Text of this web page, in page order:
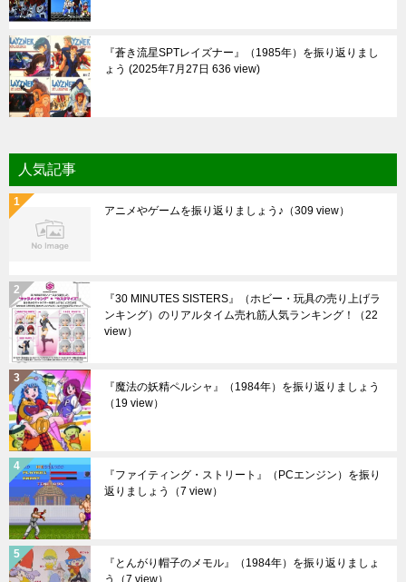
『蒼き流星SPTレイズナー』（1985年）を振り返りまし
ょう
2025年7月27日 636 view
人気記事
アニメやゲームを振り返りましょう♪ （309 view）
『30 MINUTES SISTERS』（ホビー・玩具の売り上げラ
ンキング）のリアルタイム売れ筋人気ランキング！
（22
view）
『魔法の妖精ペルシャ』（1984年）を振り返りましょう
（19 view）
『ファイティング・ストリート』（PCエンジン）を振り
返りましょう
（7 view）
『とんがり帽子のメモル』（1984年）を振り返りましょ
う
（7 view）